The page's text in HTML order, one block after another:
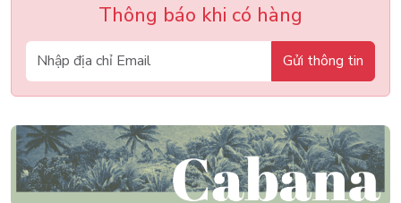
Thông báo khi có hàng
Gửi thông tin